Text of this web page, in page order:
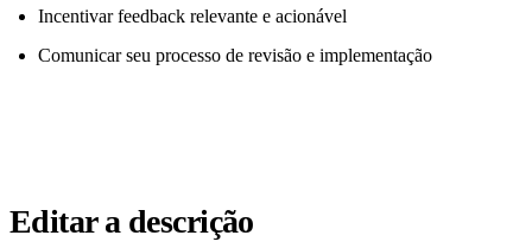
Incentivar feedback relevante e acionável
Comunicar seu processo de revisão e implementação
Editar a descrição